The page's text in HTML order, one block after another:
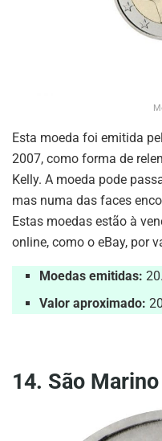
Esta moeda foi emitida
2007, como forma de
Kelly. A moeda pode
mas numa das faces
Estas moedas estão à
online, como o eBay, por
Moedas emitidas:
Valor aproximado:
14. São